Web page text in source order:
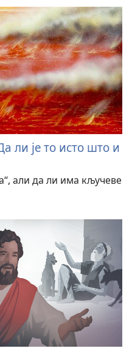
ли је то исто што и
али да ли има кључеве